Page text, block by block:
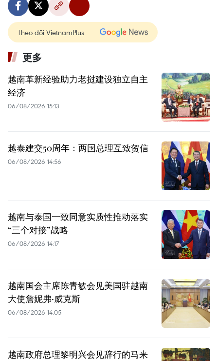
Theo dõi VietnamPlus
更多
越南革新经验助力老挝建设独立自主
经济
06/08/2026 15:13
越泰建交50周年：两国总理互致贺信
06/08/2026 14:56
越南与泰国一致同意实质性推动落实
“三个对接”战略
06/08/2026 14:17
越南国会主席陈青敏会见美国驻越南
大使詹妮弗·威克斯
06/08/2026 14:05
越南政府总理黎明兴会见辞行的马来